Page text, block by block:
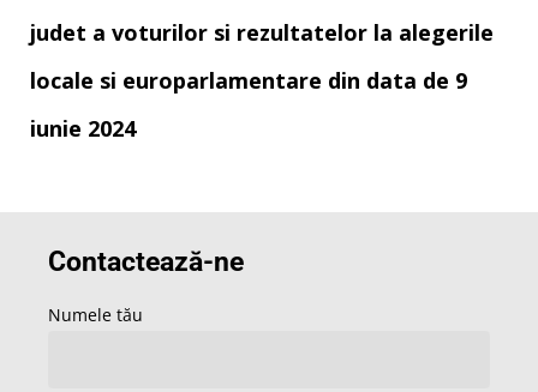
judet a voturilor si rezultatelor la alegerile
locale si europarlamentare din data de 9
iunie 2024